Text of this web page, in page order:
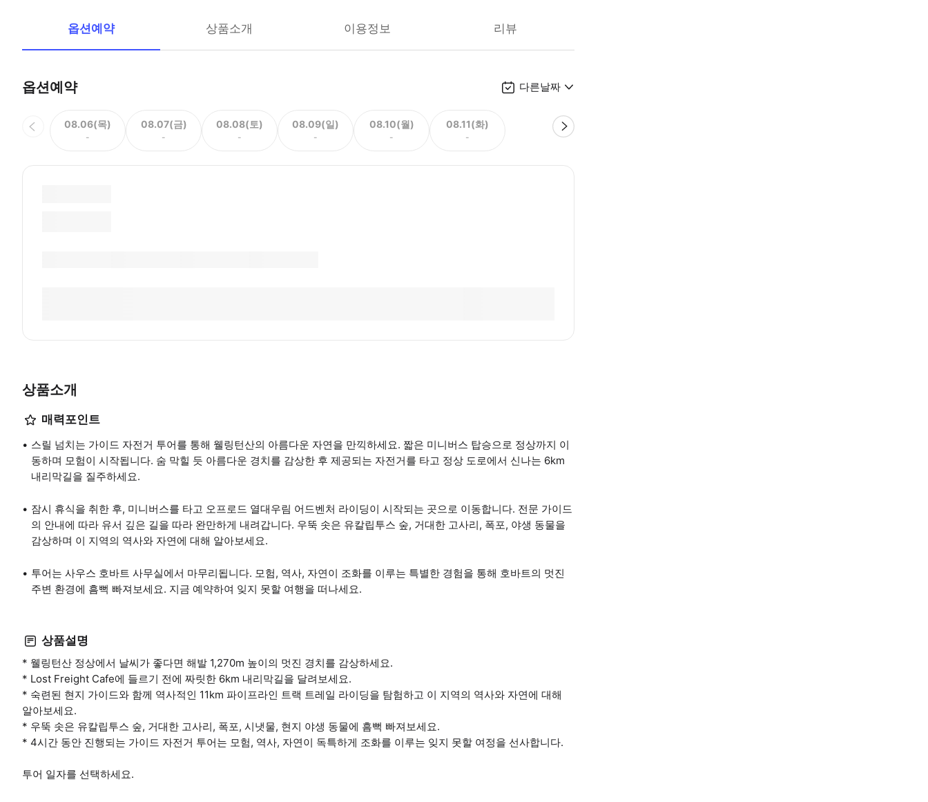
옵션예약 상품소개 이용정보 리뷰
옵션예약 다른날짜
08.06(목)
-
08.07(금)
-
08.08(토)
-
08.09(일)
-
08.10(월)
-
08.11(화)
-
상품소개
매력포인트
스릴 넘치는 가이드 자전거 투어를 통해 웰링턴산의 아름다운 자연을 만끽하세요. 짧은 미니버스 탑승으로 정상까지 이
동하며 모험이 시작됩니다. 숨 막힐 듯 아름다운 경치를 감상한 후 제공되는 자전거를 타고 정상 도로에서 신나는 6km
내리막길을 질주하세요.
잠시 휴식을 취한 후, 미니버스를 타고 오프로드 열대우림 어드벤처 라이딩이 시작되는 곳으로 이동합니다. 전문 가이드
의 안내에 따라 유서 깊은 길을 따라 완만하게 내려갑니다. 우뚝 솟은 유칼립투스 숲, 거대한 고사리, 폭포, 야생 동물을
감상하며 이 지역의 역사와 자연에 대해 알아보세요.
투어는 사우스 호바트 사무실에서 마무리됩니다. 모험, 역사, 자연이 조화를 이루는 특별한 경험을 통해 호바트의 멋진
주변 환경에 흠뻑 빠져보세요. 지금 예약하여 잊지 못할 여행을 떠나세요.
상품설명
* 웰링턴산 정상에서 날씨가 좋다면 해발 1,270m 높이의 멋진 경치를 감상하세요.
* Lost Freight Cafe에 들르기 전에 짜릿한 6km 내리막길을 달려보세요.
* 숙련된 현지 가이드와 함께 역사적인 11km 파이프라인 트랙 트레일 라이딩을 탐험하고 이 지역의 역사와 자연에 대해
알아보세요.
* 우뚝 솟은 유칼립투스 숲, 거대한 고사리, 폭포, 시냇물, 현지 야생 동물에 흠뻑 빠져보세요.
* 4시간 동안 진행되는 가이드 자전거 투어는 모험, 역사, 자연이 독특하게 조화를 이루는 잊지 못할 여정을 선사합니다.
투어 일자를 선택하세요.